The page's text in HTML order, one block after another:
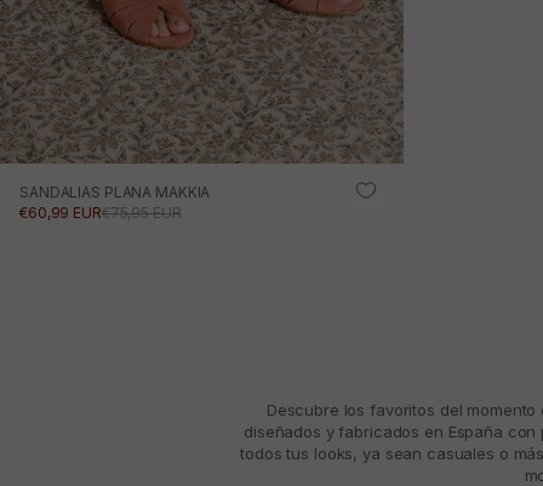
SANDALIAS PLANA MAKKIA
PRECIO DE OFERTA
€60,99 EURPRECIO NORMAL
€75,95 EUR
Descubre los favoritos del
diseñados y fabricados en España
todos tus looks, ya sean casuales o